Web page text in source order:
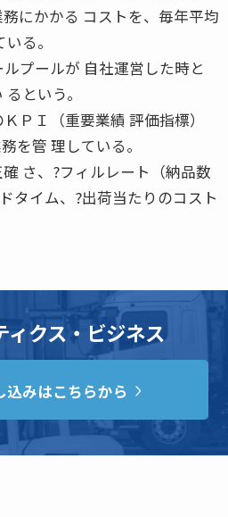
にかかる コストを、毎年平均
る。
プールが 自社運営した時と
という。
ＰＩ（重要業績 評価指標）
を管 理している。
さ、?フィルレート（納品数
タイム、?出荷当たりのコスト
ィクス・ビジネス
込みはこちらから